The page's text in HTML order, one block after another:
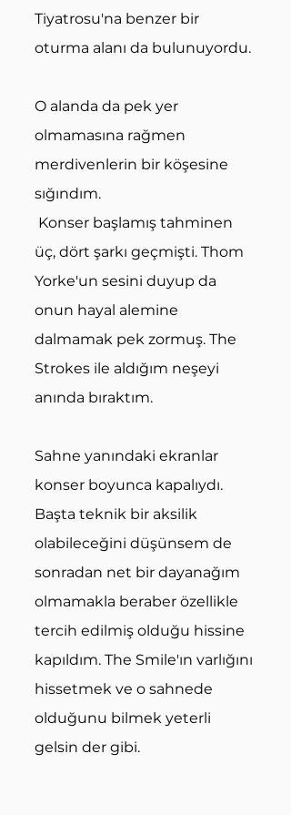
Tiyatrosu'na benzer bir
oturma alanı da bulunuyordu.
O alanda da pek yer
olmamasına rağmen
merdivenlerin bir köşesine
sığındım.
üç, dört şarkı geçmişti. Thom
Yorke'un sesini duyup da
onun hayal alemine
dalmamak pek zormuş. The
Strokes ile aldığım neşeyi
anında bıraktım.
Sahne yanındaki ekranlar
konser boyunca kapalıydı.
Başta teknik bir aksilik
olabileceğini düşünsem de
sonradan net bir dayanağım
olmamakla beraber özellikle
tercih edilmiş olduğu hissine
kapıldım. The Smile'ın varlığını
hissetmek ve o sahnede
olduğunu bilmek yeterli
gelsin der gibi.